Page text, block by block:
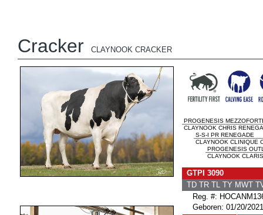
Cracker CLAYNOOK CRACKER
PROGENESIS
CLAYNOOK CHRIS
S-S-I PR RENEGADE
CLAYNOOK CLINIQUE
PROGENESIS
CLAYNOOK
GTPI 3090
TD TR TL TY MWT
Reg. #:
Geboren: 01/20/2021